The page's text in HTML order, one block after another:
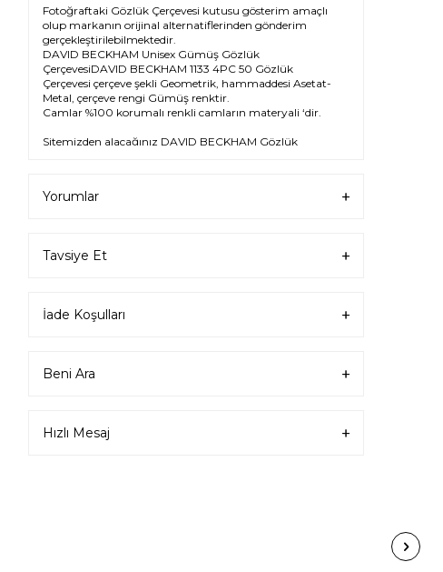
Fotoğraftaki Gözlük Çerçevesi kutusu gösterim amaçlı
olup markanın orijinal alternatiflerinden gönderim
gerçekleştirilebilmektedir.
DAVID BECKHAM Unisex Gümüş Gözlük
ÇerçevesiDAVID BECKHAM 1133 4PC 50 Gözlük
Çerçevesi çerçeve şekli Geometrik, hammaddesi Asetat-
Metal, çerçeve rengi Gümüş renktir.
Camlar %100 korumalı renkli camların materyali ‘dir.
Sitemizden alacağınız DAVID BECKHAM Gözlük
alabilirsiniz.
Özkan Optik mağazalarından destek alabilirsiniz ya da
Çerçeve Şekli
Yorumlar
Tavsiye Et
İade Koşulları
Beni Ara
Hızlı Mesaj